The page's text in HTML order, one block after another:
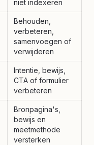
niet indexeren
Behouden,
verbeteren,
samenvoegen of
verwijderen
Intentie, bewijs,
CTA of formulier
verbeteren
Bronpagina's,
bewijs en
meetmethode
versterken